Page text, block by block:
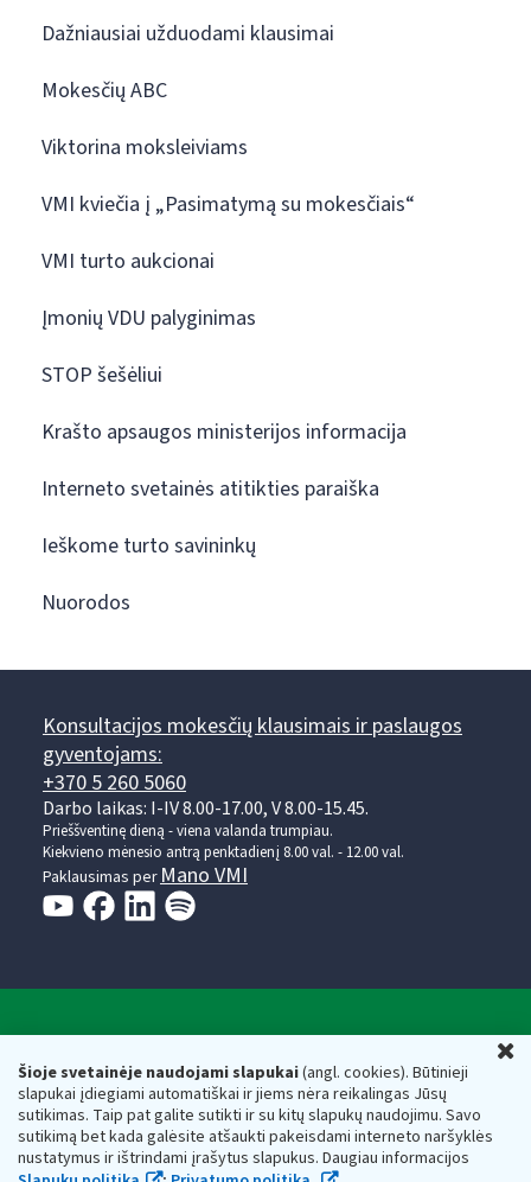
Šioje svetainėje naudojami slapukai(angl. cookies). Būtinieji
slapukai įdiegiami automatiškai ir jiems nėra reikalingas Jūsų
sutikimas. Taip pat galite sutikti ir su kitų slapukų naudojimu. Savo
sutikimą bet kada galėsite atšaukti pakeisdami interneto naršyklės
nustatymus ir ištrindami įrašytus slapukus. Daugiau informacijos
Dažniausiai užduodami klausimai
Mokesčių ABC
Viktorina moksleiviams
VMI kviečia į „Pasimatymą su mokesčiais“
VMI turto aukcionai
Įmonių VDU palyginimas
STOP šešėliui
Krašto apsaugos ministerijos informacija
Interneto svetainės atitikties paraiška
Ieškome turto savininkų
Nuorodos
Konsultacijos mokesčių klausimais ir paslaugos
gyventojams:
+370 5 260 5060
Darbo laikas: I-IV 8.00-17.00, V 8.00-15.45.
Prieššventinę dieną - viena valanda trumpiau.
Kiekvieno mėnesio antrą penktadienį 8.00 val. - 12.00 val.
Paklausimas per Mano VMI
Respublikos finansų ministerijos
Biudžetinė įstaiga. Juridinio asmens kodas — 188659752,
adresas: Vasario 16-osios g. 14, 01107 Vilnius, Lietuva, el.paštas:
vmi@vmi.lt, E. pristatymo dėžutės adresas 188659752
Duomenys apie Valstybinę mokesčių inspekciją prie Lietuvos